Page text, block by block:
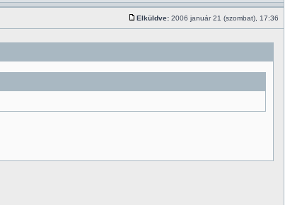
Elküldve: 2006 január 21 (szombat), 17:36